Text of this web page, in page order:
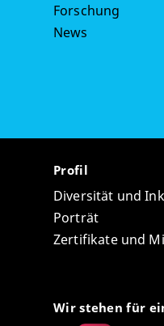
Forschung
News
Profil
Diversität und
Porträt
Zertifikate und
Wir stehen für